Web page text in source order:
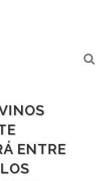
ENTRE